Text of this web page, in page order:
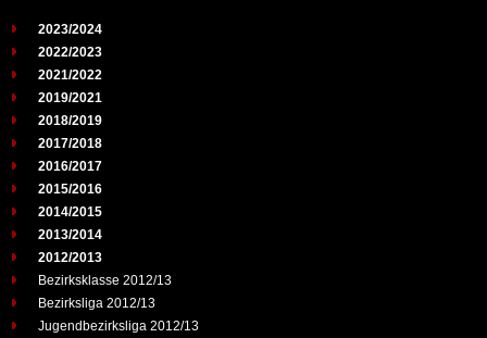
2023/2024
2022/2023
2021/2022
2019/2021
2018/2019
2017/2018
2016/2017
2015/2016
2014/2015
2013/2014
2012/2013
Bezirksklasse 2012/13
Bezirksliga 2012/13
Jugendbezirksliga 2012/13